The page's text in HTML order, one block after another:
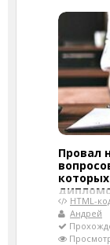
Провал
HTML-
Андрей